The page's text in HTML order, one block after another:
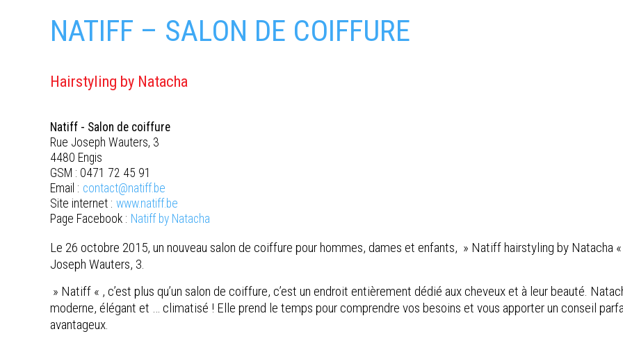
NATIFF – SALON DE COIFFURE
Hairstyling by Natacha
Natiff - Salon de coiffure
Rue Joseph Wauters, 3
4480 Engis
GSM : 0471 72 45 91
Email : contact@natiff.be
Site internet : www.natiff.be
Page Facebook : Natiff by Natacha
Le 26 octobre 2015, un nouveau salon de coiffure pour hommes, dames et enfants, » Natiff hairstyling by Natacha
Joseph Wauters, 3.
» Natiff « , c’est plus qu’un salon de coiffure, c’est un endroit entièrement dédié aux cheveux et à leur beauté.
moderne, élégant et … climatisé ! Elle prend le temps pour comprendre vos besoins et vous apporter un conseil
avantageux.